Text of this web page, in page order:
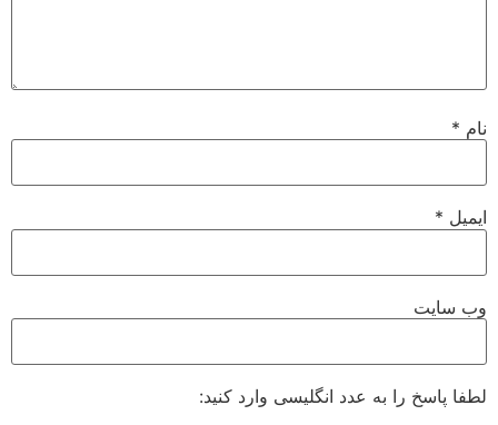
نام *
ایمیل *
وب‌ سایت
لطفا پاسخ را به عدد انگلیسی وارد کنید: